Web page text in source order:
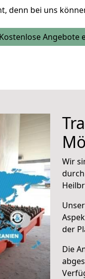
denn bei uns
Kostenlose Angebote
Wir
Unser
der
Die